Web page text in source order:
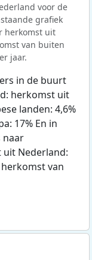
voor de
grafiek
herkomst uit
van buiten
jaar.
in de buurt
herkomst uit
landen: 4,6%
17% En in
naar
Nederland:
van